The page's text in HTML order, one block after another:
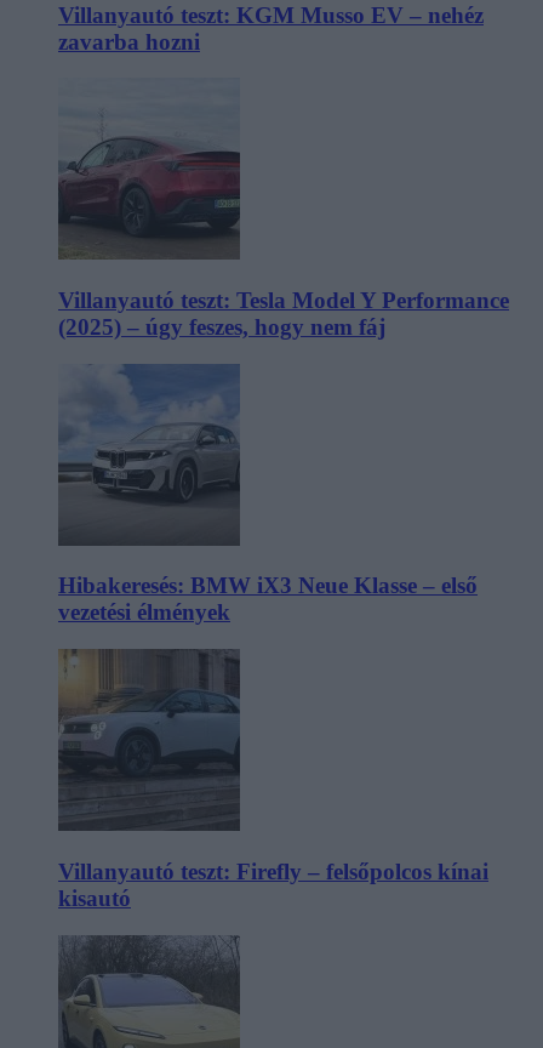
Villanyautó teszt: KGM Musso EV – nehéz
zavarba hozni
Villanyautó teszt: Tesla Model Y Performance
(2025) – úgy feszes, hogy nem fáj
Hibakeresés: BMW iX3 Neue Klasse – első
vezetési élmények
Villanyautó teszt: Firefly – felsőpolcos kínai
kisautó